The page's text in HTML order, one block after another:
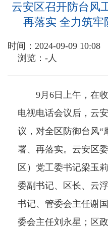
云安区召开防台风
再落实 全力筑牢
时间：2024-09-09 10:08
浏览： -人
9月6日上午，在收
电视电话会议后，云
议，对全区防御台风“
署、再落实。云安区
区）党工委书记梁玉
委副书记、区长、云
书记、管委会主任谢
委会主任刘永星；区